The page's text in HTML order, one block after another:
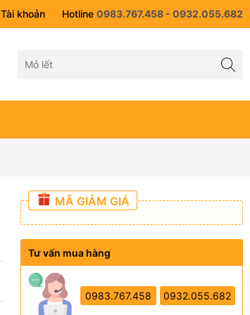
Tài khoản Hotline 0983.767.458 - 0932.055.682
MÃ GIẢM GIÁ
Tư vấn mua hàng
0983.767.458 0932.055.682